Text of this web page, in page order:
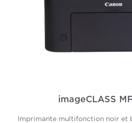
imageCLASS
Imprimante multifonction noir et